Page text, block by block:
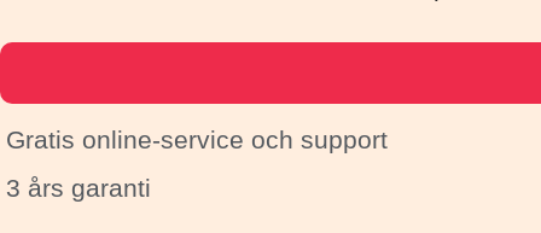
Gratis online-service och support
3 års garanti